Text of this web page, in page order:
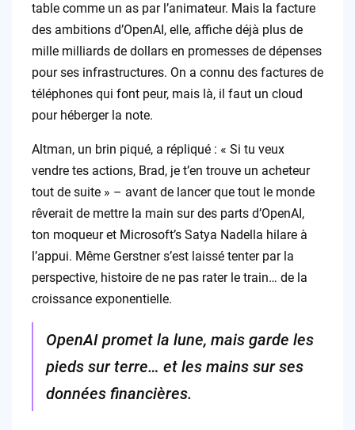
table comme un as par l’animateur. Mais la facture
des ambitions d’OpenAI, elle, affiche déjà plus de
mille milliards de dollars en promesses de dépenses
pour ses infrastructures. On a connu des factures de
téléphones qui font peur, mais là, il faut un cloud
pour héberger la note.
Altman, un brin piqué, a répliqué : « Si tu veux
vendre tes actions, Brad, je t’en trouve un acheteur
tout de suite » – avant de lancer que tout le monde
rêverait de mettre la main sur des parts d’OpenAI,
ton moqueur et Microsoft’s Satya Nadella hilare à
l’appui. Même Gerstner s’est laissé tenter par la
perspective, histoire de ne pas rater le train… de la
croissance exponentielle.
OpenAI promet la lune, mais garde les
pieds sur terre… et les mains sur ses
données financières.